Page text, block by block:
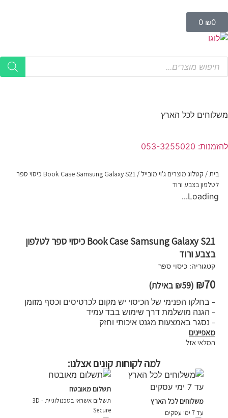
₪0
0
משלוחים לכל הארץ
להזמנות: 053-3255020
בית/ קטלוג מוצרים ג'וי מובייל /
Book Case Samsung Galaxy S21 כיסוי ספר
לטלפון בצבע ורוד
Loading...
Book Case Samsung Galaxy S21 כיסוי ספר לטלפון
בצבע ורוד
קטגוריה: כיסוי ספר
₪70
(
₪59 באילת)
- בחלקו הפנימי של הכיסוי יש מקום לכרטיסים וכסף מזומן
- הגנה מושלמת דרך שימוש בבד עמיד
- נסגר באמצעות מגנט איכותי וחזק
מאפיינים
המלאי אזל
למה לקוחות קונים אצלנו:
משלוחים לכל הארץ
עד 7 ימי עסקים
תשלום מאובטח
תשלום אשראי בטכנולוגיית - 3D
Secure